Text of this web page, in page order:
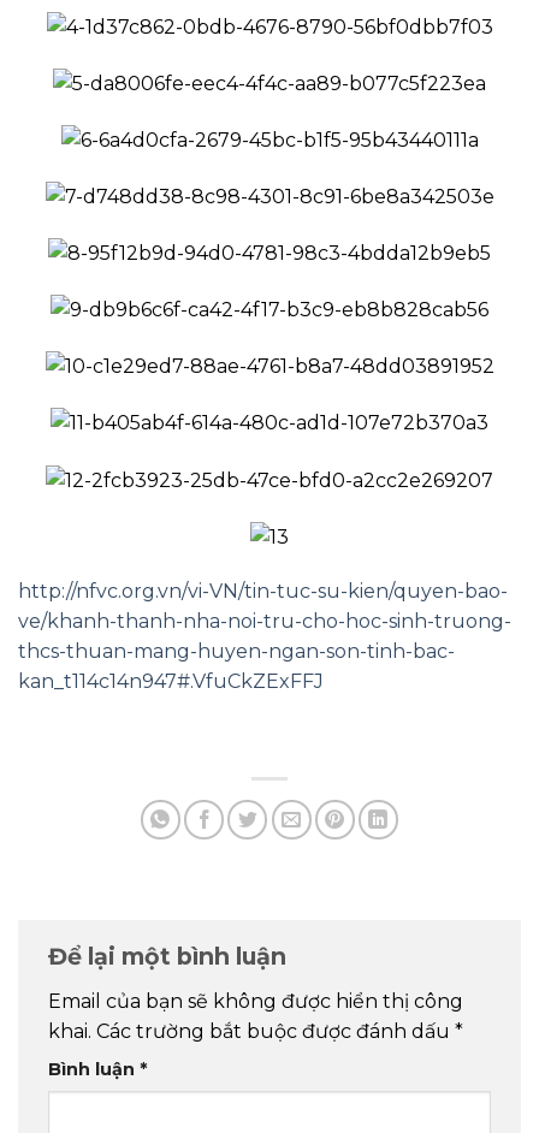
http://nfvc.org.vn/vi-VN/tin-tuc-su-kien/quyen-bao-
ve/khanh-thanh-nha-noi-tru-cho-hoc-sinh-truong-
thcs-thuan-mang-huyen-ngan-son-tinh-bac-
kan_t114c14n947#.VfuCkZExFFJ
Để lại một bình luận
Email của bạn sẽ không được hiển thị công
khai. Các trường bắt buộc được đánh dấu *
Bình luận *